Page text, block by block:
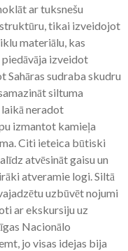
ar tuksnešu
struktūru, tikai izveidojot
materiālu, kas
izveidot
Sahāras sudraba skudru
siltuma
neradot
izmantot kamieļa
Citi ieteica būtiski
atvēsināt gaisu un
atveramie logi. Siltā
uzbūvēt nojumi
ar ekskursiju uz
Nacionālo
jo visas idejas bija